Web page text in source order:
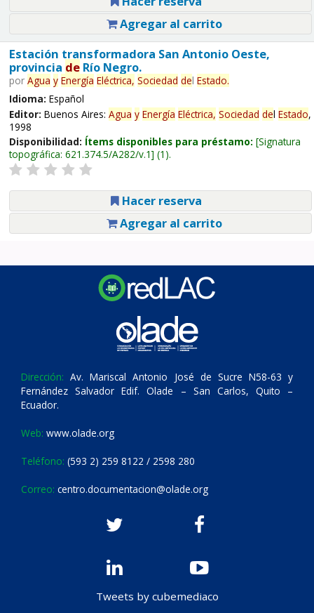
Agregar al carrito
Estación transformadora San Antonio Oeste,
provincia deRío Negro.
por Agua y Energía Eléctrica, Sociedad del Estado.
Idioma: Español
Editor: Buenos Aires: Agua y Energía Eléctrica, Sociedad del Estado,
1998
Disponibilidad: Ítems disponibles para préstamo: Signatura
topográfica: 621.374.5/A282/v.1 (1).
Hacer reserva
Agregar al carrito
Dirección: Av. Mariscal Antonio José de Sucre N58-63 y
Fernández Salvador Edif. Olade – San Carlos, Quito –
Ecuador.
Web: www.olade.org
Teléfono: (593 2) 259 8122 / 2598 280
Correo: centro.documentacion@olade.org
Tweets by cubemediaco